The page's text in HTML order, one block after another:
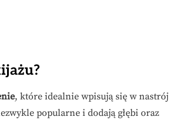
, które idealnie wpisują się w nastrój
popularne i dodają głębi oraz